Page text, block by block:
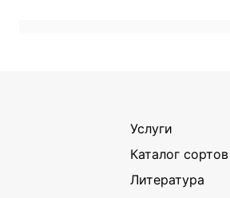
Услуги
Каталог сортов
Литература